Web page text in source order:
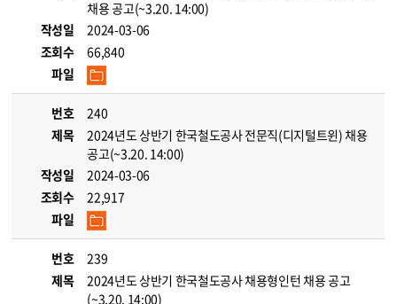
채용 공고(~3.20. 14:00)
작성일
2024-03-06
조회수
66,840
파일
번호
240
제목
2024년도 상반기 한국철도공사 전문직(디지털트윈) 채용
공고(~3.20. 14:00)
작성일
2024-03-06
조회수
22,917
파일
번호
239
제목
2024년도 상반기 한국철도공사 채용형인턴 채용 공고
(~3.20. 14:00)